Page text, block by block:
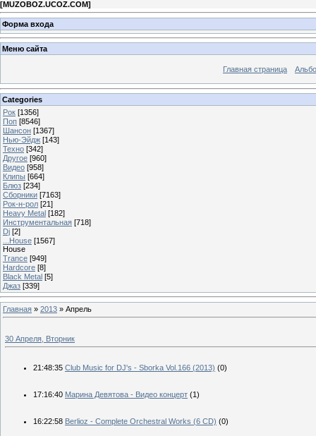
[MUZOBOZ.UCOZ.COM]
Форма входа
Меню сайта
Главная страница
Categories
Рок [1356]
Поп [8546]
Шансон [1367]
Нью-Эйдж [143]
Техно [342]
Другое [960]
Видео [958]
Клипы [664]
Блюз [234]
Сборники [7163]
Рок-н-рол [21]
Heavy Metal [182]
Инструментальная [718]
Dj [2]
...House [1567]
House
Trance [949]
Hardcore [8]
Black Metal [5]
Джаз [339]
Главная » 2013 » Апрель
30 Апреля, Вторник
21:48:35 Club Music for DJ's - Sborka Vol.166 (2013) (0)
17:16:40 Марина Девятова - Видео концерт (1)
16:22:58 Berlioz - Complete Orchestral Works (6 CD) (0)